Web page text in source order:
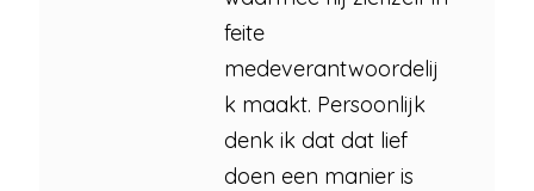
feite
medeverantwoordelij
k maakt. Persoonlijk
denk ik dat dat lief
doen een manier is